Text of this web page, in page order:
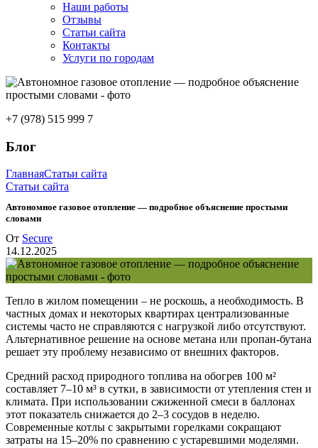
Наши работы
Отзывы
Статьи сайта
Контакты
Услуги по городам
+7 (978) 515 999 7
Блог
ГлавнаяСтатьи сайта
Статьи сайта
Автономное газовое отопление — подробное объяснение простыми
словами
От Secure
14.12.2025
Тепло в жилом помещении – не роскошь, а необходимость. В
частных домах и некоторых квартирах централизованные
системы часто не справляются с нагрузкой либо отсутствуют.
Альтернативное решение на основе метана или пропан-бутана
решает эту проблему независимо от внешних факторов.
Средний расход природного топлива на обогрев 100 м²
составляет 7–10 м³ в сутки, в зависимости от утепления стен и
климата. При использовании сжиженной смеси в баллонах
этот показатель снижается до 2–3 сосудов в неделю.
Современные котлы с закрытыми горелками сокращают
затраты на 15–20% по сравнению с устаревшими моделями.